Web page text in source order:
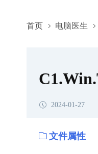
首页 电脑医生
2024-01-27
文件属性